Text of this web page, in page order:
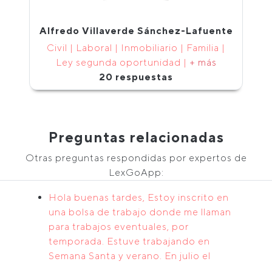
Alfredo Villaverde Sánchez-Lafuente
Civil | Laboral | Inmobiliario | Familia |
Ley segunda oportunidad | + más
20 respuestas
Preguntas relacionadas
Otras preguntas respondidas por expertos de
LexGoApp:
Hola buenas tardes, Estoy inscrito en
una bolsa de trabajo donde me llaman
para trabajos eventuales, por
temporada. Estuve trabajando en
Semana Santa y verano. En julio el